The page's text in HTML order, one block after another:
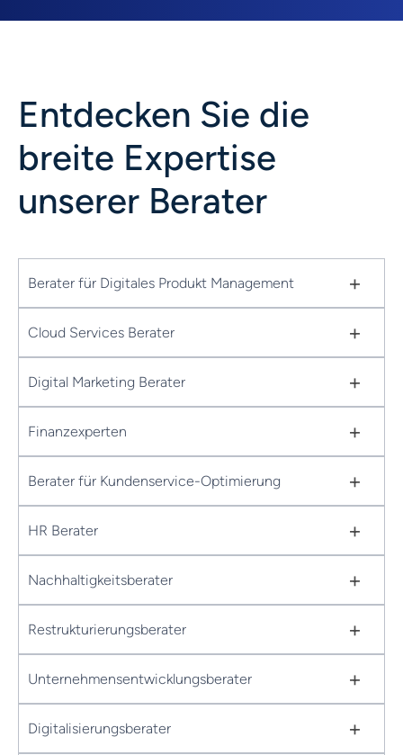
Entdecken Sie die
breite Expertise
unserer Berater
Berater für Digitales Produkt Management +
Cloud Services Berater +
Digital Marketing Berater +
Finanzexperten +
Berater für Kundenservice-Optimierung +
HR Berater +
Nachhaltigkeitsberater +
Restrukturierungsberater +
Unternehmensentwicklungsberater +
Digitalisierungsberater +